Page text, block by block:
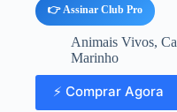
👉 Assinar Club Pro
Animais Vivos,
Marinho
⚡ Comprar Agora